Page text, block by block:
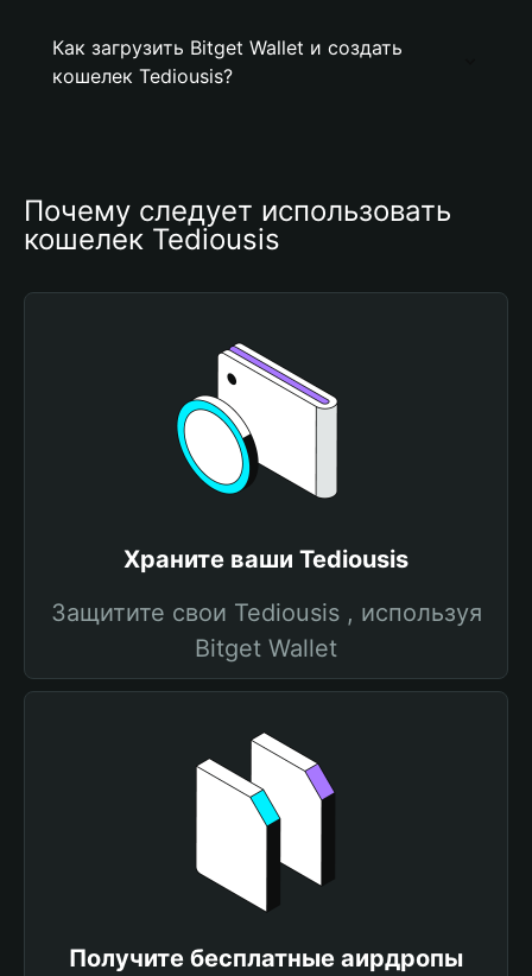
Как загрузить Bitget Wallet и создать
кошелек Tediousis?
Почему следует использовать
кошелек Tediousis
Храните ваши Tediousis
Защитите свои Tediousis , используя
Bitget Wallet
Получите бесплатные аирдропы